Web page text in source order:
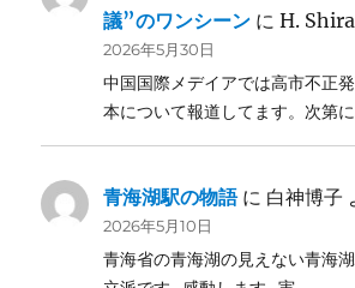
議”のワンシーン にH.
2026年5月30日
中国国際メデイアでは高市不正
本について報道してます。次第
青海湖駅の物語に 白神博子
2026年5月10日
青海省の青海湖の見えない青海